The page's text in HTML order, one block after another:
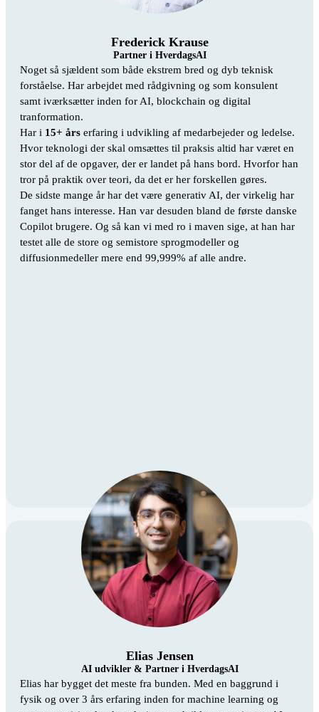
Frederick Krause
Partner i HverdagsAI
Noget så sjældent som både ekstrem bred og dyb teknisk
forståelse. Har arbejdet med rådgivning og som konsulent
samt iværksætter inden for AI, blockchain og digital
tranformation.
Har i 15+ års erfaring i udvikling af medarbejeder og ledelse.
Hvor teknologi der skal omsættes til praksis altid har været en
stor del af de opgaver, der er landet på hans bord. Hvorfor han
tror på praktik over teori, da det er her forskellen gøres.
De sidste mange år har det være generativ AI, der virkelig har
fanget hans interesse. Han var desuden bland de første danske
Copilot brugere. Og så kan vi med ro i maven sige, at han har
testet alle de store og semistore sprogmodeller og
diffusionmedeller mere end 99,999% af alle andre.
Elias Jensen
AI udvikler & Partner i HverdagsAI
Elias har bygget det meste fra bunden. Med en baggrund i
fysik og over 3 års erfaring inden for machine learning og